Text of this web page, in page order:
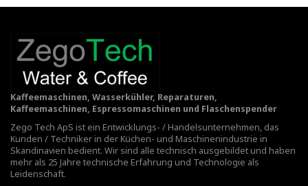
Kaffeemaschinen, Wasserkühler, Reparaturen,
Kaffeemaschinen, Espressomaschinen und Flaschenspender
Zego Tech ApS ist ein Entwicklungs- / Handelsunternehmen, das
Kunden / Techniker in der Küchen- und Maschinenindustrie in
Skandinavien bedient. Wir sind alle technisch ausgebildet und haben
mehr als 25 Jahre technische Erfahrung und Technologie als
Leidenschaft.